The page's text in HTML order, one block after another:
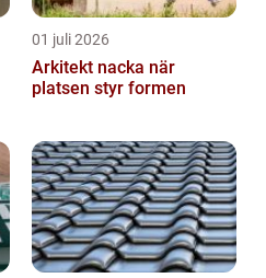
01 juli 2026
Arkitekt nacka när
platsen styr formen